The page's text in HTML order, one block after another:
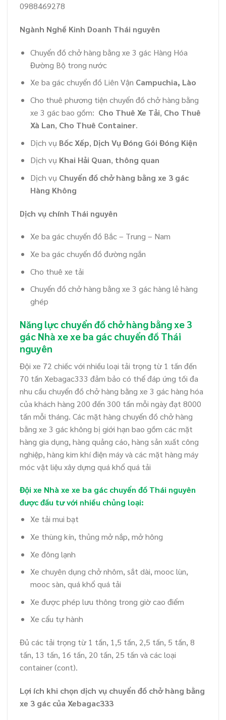
0988469278
Ngành Nghề Kinh Doanh Thái nguyên
Chuyển đồ chở hàng bằng xe 3 gác Hàng Hóa
Đường Bộ trong nước
Xe ba gác chuyển đồ Liên Vận Campuchia, Lào
Cho thuê phương tiện chuyển đồ chở hàng bằng
xe 3 gác bao gồm: Cho Thuê Xe Tải, Cho Thuê
Xà Lan, Cho Thuê Container.
Dịch vụ Bốc Xếp, Dịch Vụ Đóng Gói Đóng Kiện
Dịch vụ Khai Hải Quan, thông quan
Dịch vụ Chuyển đồ chở hàng bằng xe 3 gác
Hàng Không
Dịch vụ chính Thái nguyên
Xe ba gác chuyển đồ Bắc – Trung – Nam
Xe ba gác chuyển đồ đường ngắn
Cho thuê xe tải
Chuyển đồ chở hàng bằng xe 3 gác hàng lẻ hàng
ghép
Năng lực chuyển đồ chở hàng bằng xe 3
gác Nhà xe xe ba gác chuyển đồ Thái
nguyên
Đội xe 72 chiếc với nhiều loại tải trọng từ 1 tấn đến
70 tấn Xebagac333 đảm bảo có thể đáp ứng tối đa
nhu cầu chuyển đồ chở hàng bằng xe 3 gác hàng hóa
của khách hàng 200 đến 300 tấn mỗi ngày đạt 8000
tấn mỗi tháng. Các mặt hàng chuyển đồ chở hàng
bằng xe 3 gác không bị giới hạn bao gồm các mặt
hàng gia dụng, hàng quảng cáo, hàng sản xuất công
nghiệp, hàng kim khí điện máy và các mặt hàng máy
móc vật liệu xây dựng quá khổ quá tải
Đội xe Nhà xe xe ba gác chuyển đồ Thái nguyên
được đầu tư với nhiều chủng loại:
Xe tải mui bạt
Xe thùng kín, thủng mở nắp, mở hông
Xe đông lạnh
Xe chuyên dụng chở nhôm, sắt dài, mooc lùn,
mooc sàn, quá khổ quá tải
Xe được phép lưu thông trong giờ cao điểm
Xe cẩu tự hành
Đủ các tải trọng từ 1 tấn, 1,5 tấn, 2,5 tấn, 5 tấn, 8
tấn, 13 tấn, 16 tấn, 20 tấn, 25 tấn và các loại
container (cont).
Lợi ích khi chọn dịch vụ chuyển đồ chở hàng bằng
xe 3 gác của Xebagac333